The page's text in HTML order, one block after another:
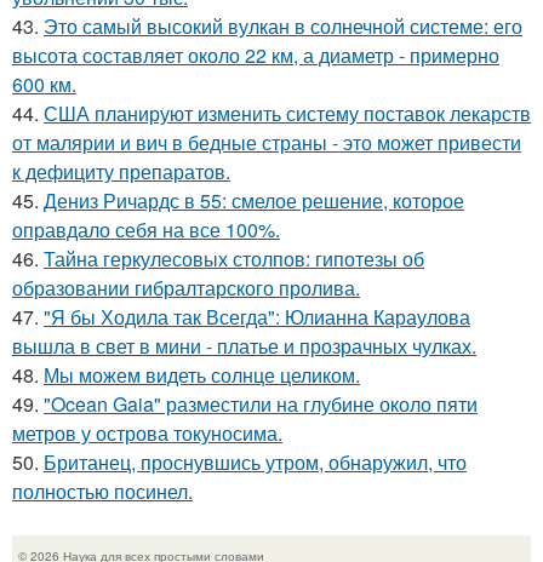
43. Это самый высокий вулкан в солнечной системе: его
высота составляет около 22 км, а диаметр - примерно
600 км.
44. США планируют изменить систему поставок лекарств
от малярии и вич в бедные страны - это может привести
к дефициту препаратов.
45. Дениз Ричардс в 55: смелое решение, которое
оправдало себя на все 100%.
46. Тайна геркулесовых столпов: гипотезы об
образовании гибралтарского пролива.
47. "Я бы Ходила так Всегда": Юлианна Караулова
вышла в свет в мини - платье и прозрачных чулках.
48. Мы можем видеть солнце целиком.
49. "Ocean Gaia" разместили на глубине около пяти
метров у острова токуносима.
50. Британец, проснувшись утром, обнаружил, что
полностью посинел.
© 2026 Наука для всех простыми словами